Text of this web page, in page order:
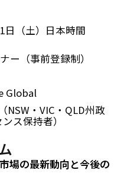
日（土）日本時間
ー（事前登録制）
Global
NSW・VIC・QLD州政
ス保持者）
場の最新動向と今後の